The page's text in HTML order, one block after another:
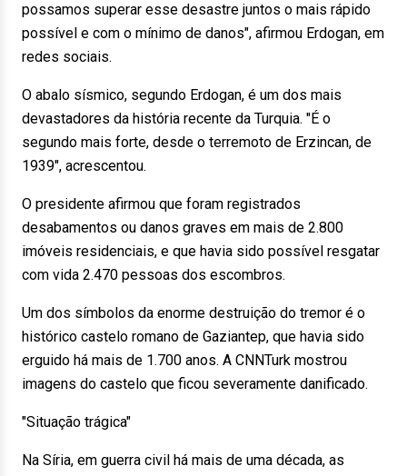
possamos superar esse desastre juntos o mais rápido
possível e com o mínimo de danos", afirmou Erdogan, em
redes sociais.
O abalo sísmico, segundo Erdogan, é um dos mais
devastadores da história recente da Turquia. "É o
segundo mais forte, desde o terremoto de Erzincan, de
1939", acrescentou.
O presidente afirmou que foram registrados
desabamentos ou danos graves em mais de 2.800
imóveis residenciais, e que havia sido possível resgatar
com vida 2.470 pessoas dos escombros.
Um dos símbolos da enorme destruição do tremor é o
histórico castelo romano de Gaziantep, que havia sido
erguido há mais de 1.700 anos. A CNNTurk mostrou
imagens do castelo que ficou severamente danificado.
"Situação trágica"
Na Síria, em guerra civil há mais de uma década, as